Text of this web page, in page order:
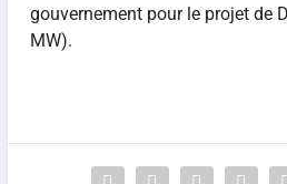
gouvernement pour le projet de
MW).